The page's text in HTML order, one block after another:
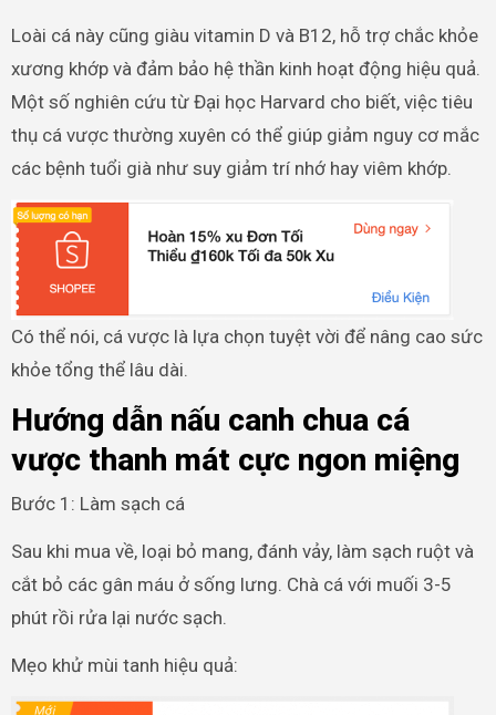
Loài cá này cũng giàu vitamin D và B12, hỗ trợ chắc khỏe
xương khớp và đảm bảo hệ thần kinh hoạt động hiệu quả.
Một số nghiên cứu từ Đại học Harvard cho biết, việc tiêu
thụ cá vược thường xuyên có thể giúp giảm nguy cơ mắc
các bệnh tuổi già như suy giảm trí nhớ hay viêm khớp.
Có thể nói, cá vược là lựa chọn tuyệt vời để nâng cao sức
khỏe tổng thể lâu dài.
Hướng dẫn nấu canh chua cá
vược thanh mát cực ngon miệng
Bước 1: Làm sạch cá
Sau khi mua về, loại bỏ mang, đánh vảy, làm sạch ruột và
cắt bỏ các gân máu ở sống lưng. Chà cá với muối 3-5
phút rồi rửa lại nước sạch.
Mẹo khử mùi tanh hiệu quả: